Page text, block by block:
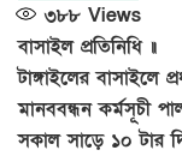
৩৮৮ Views
বাসাইল প্রতিনিধি ॥
টাঙ্গাইলের বাসাইলে
মানববন্ধন কর্মসূচী
সকাল সাড়ে ১০ টার